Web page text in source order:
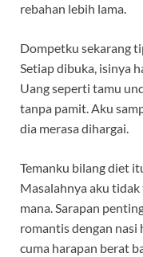
rebahan lebih lama.
Dompetku sekarang
Setiap dibuka, isinya
Uang seperti tamu
tanpa pamit. Aku
dia merasa dihargai.
Temanku bilang diet
Masalahnya aku
mana. Sarapan
romantis dengan nasi
cuma harapan berat